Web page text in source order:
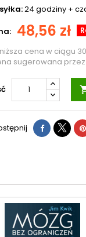
24 godziny +
48,56 zł
cena w ciągu
sugerowana